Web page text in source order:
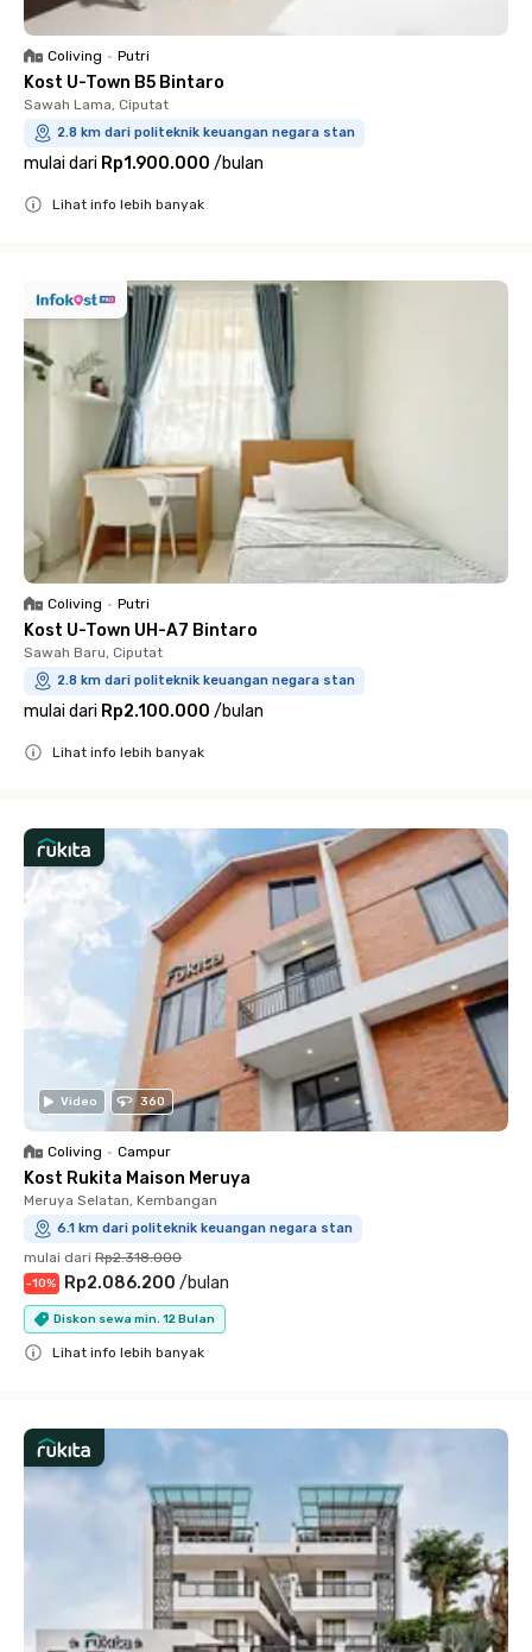
Coliving • Putri
Kost U-Town B5 Bintaro
Sawah Lama, Ciputat
2.8 km dari politeknik keuangan negara stan
mulai dari Rp1.900.000 /bulan
Lihat info lebih banyak
Coliving • Putri
Kost U-Town UH-A7 Bintaro
Sawah Baru, Ciputat
2.8 km dari politeknik keuangan negara stan
mulai dari Rp2.100.000 /bulan
Lihat info lebih banyak
Video 360
Coliving • Campur
Kost Rukita Maison Meruya
Meruya Selatan, Kembangan
6.1 km dari politeknik keuangan negara stan
mulai dari Rp2.318.000
-10% Rp2.086.200 /bulan
Diskon sewa min. 12 Bulan
Lihat info lebih banyak